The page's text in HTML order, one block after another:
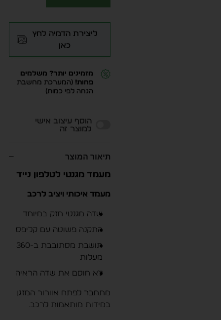
ליצירת הדמיה לחץ
כאן
מזמינים יותר? משלמים
פחות! (המערכת מחשבת
הנחה לפי כמות)
הוסף עיצוב אישי
למוצר זה
תיאור המוצר
מעמד מגנטי לטלפון נייד
מעמד איכותי ויציב לרכב
שדה מגנטי חזק במיוחד
התקנה פשוטה עם קליפס
תושבת מסתובבת ב-360
מעלות
לא חוסם את שדה הראיה
מתחבר לפתח אוורור המזגן
במידות מותאמות לרכב.